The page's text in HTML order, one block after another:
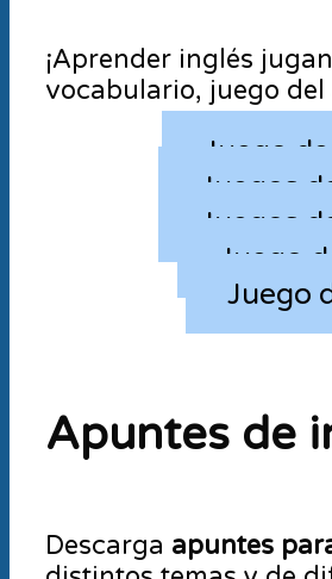
¡Aprender inglés
vocabulario, juego
Juego
Juegos
Juegos
Juego
Juego
Apuntes de
Descarga apuntes